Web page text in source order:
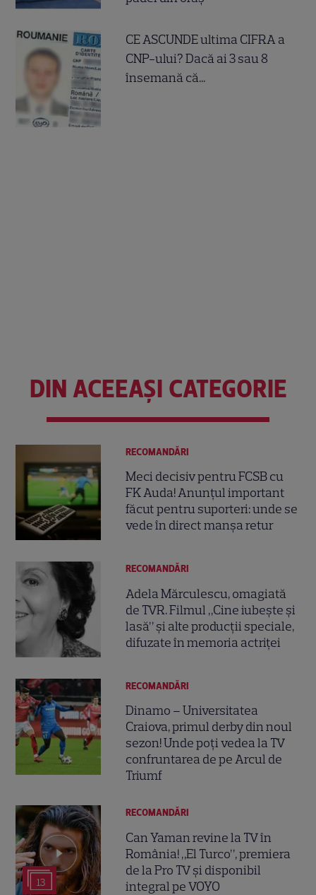
CE ASCUNDE ultima CIFRA a
CNP-ului? Dacă ai 3 sau 8
însemană că...
DIN ACEEAȘI CATEGORIE
RECOMANDĂRI
Meci decisiv pentru FCSB cu
FK Auda! Anunțul important
făcut pentru suporteri: unde se
vede în direct manșa retur
RECOMANDĂRI
Adela Mărculescu, omagiată
de TVR. Filmul „Cine iubește și
lasă” și alte producții speciale,
difuzate în memoria actriței
RECOMANDĂRI
Dinamo – Universitatea
Craiova, primul derby din noul
sezon! Unde poți vedea la TV
confruntarea de pe Arcul de
Triumf
13
RECOMANDĂRI
Can Yaman revine la TV în
România! „El Turco”, premiera
de la Pro TV și disponibil
integral pe VOYO